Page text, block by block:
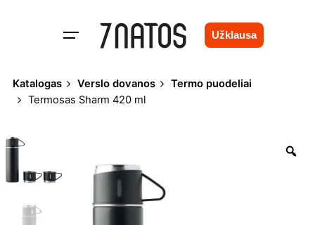
Užklausa
Katalogas Verslo dovanos
Termo puodeliai
Termosas Sharm 420 ml